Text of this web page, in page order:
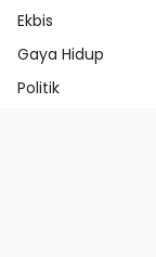
Ekbis
Gaya Hidup
Politik